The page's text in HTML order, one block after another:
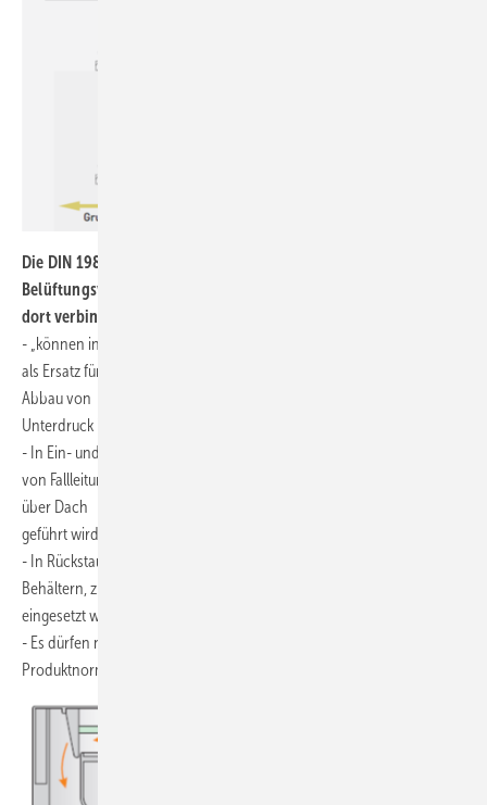
Die DIN 1986-100 legt die Einbauvorschriften für
Belüftungsventile in Deutschland fest. Unter Absatz 8.2.3.4 ist
dort verbindlich festgelegt:
- „können in Entwässerungsanlagen mit dem Hauptlüftungs-System
als Ersatz für Umlüftungen oder indirekte Nebenlüftungen, die dem
Abbau von
Unterdruck im Leitungssystem dienen, eingebaut werden.“
- In Ein- und Zweifamilienhäusern können Belüftungsventile an Stelle
von Fallleitungen eingesetzt werden, wenn mindestens eine Fallleitung
über Dach
geführt wird.
- In Rückstaugefährdeten Bereichen und für die Lüftung von
Behältern, z. B. Hebeanlagen, dürfen keine Belüftungsventile
eingesetzt werden.
- Es dürfen nur Belüftungsventile entsprechend der europäischen
Produktnorm EN 12380 eingesetzt werden, z.B. Dallvent von Dallmer.